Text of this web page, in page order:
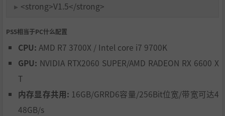
▸ <strong>V1.5</strong>
PS5相当于PC什么配置
CPU: AMD R7 3700X / Intel core i7 9700K
GPU: NVIDIA RTX2060 SUPER/AMD RADEON RX 6600 X
T
内存显存共用: 16GB/GRRD6容量/256Bit位宽/带宽可达4
48GB/s